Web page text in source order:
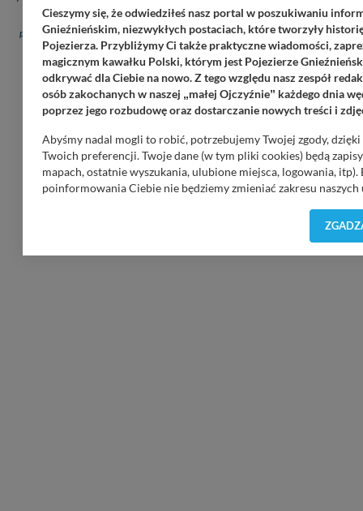
pojezierze24.pl (c) 2020-2026. Wykorzystywanie materiałów, zdjęć zawartych na
stronie możliwe po otrzymaniu zgody redakcji!.
Płatności internetowe, przelewy - obsługuje PAYu
Cieszymy się, że odwiedziłeś nasz portal w poszukiwaniu
Gnieźnieńskim, niezwykłych postaciach, które tworzyły
Pojezierza. Przybliżymy Ci także praktyczne wiadomości,
magicznym kawałku Polski, którym jest Pojezierze
odkrywać dla Ciebie na nowo. Z tego względu nasz zespół
osób zakochanych w naszej „małej Ojczyźnie” każdego dnia
poprzez jego rozbudowę oraz dostarczanie nowych treści i
Abyśmy nadal mogli to robić, potrzebujemy Twojej zgody,
Twoich preferencji. Twoje dane (w tym pliki cookies) będą
mapach, ostatnie wyszukania, ulubione miejsca, logowania,
poinformowania Ciebie nie będziemy zmieniać zakresu naszych
. Klikając znak X lub przycisk PRZEJDŹ DO